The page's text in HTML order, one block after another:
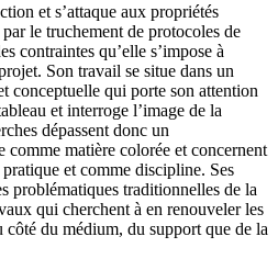
et s’attaque aux propriétés
le truchement de protocoles de
contraintes qu’elle s’impose à
Son travail se situe dans un
conceptuelle qui porte son attention
et interroge l’image de la
dépassent donc un
comme matière colorée et concernent
et comme discipline. Ses
problématiques traditionnelles de la
qui cherchent à en renouveler les
côté du médium, du support que de la